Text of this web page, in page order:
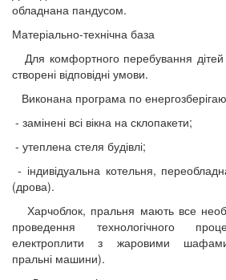
обладнана пандусом.
Матеріально-технічна база
Для комфортного перебування дітей
створені відповідні умови.
Виконана програма по
- замінені всі вікна на склопакети;
- утеплена стеля будівлі;
- індивідуальна котельня,
(дрова).
Харчоблок, пральня мають все
проведення технологічного
електроплити з жаровими
пральні машини).